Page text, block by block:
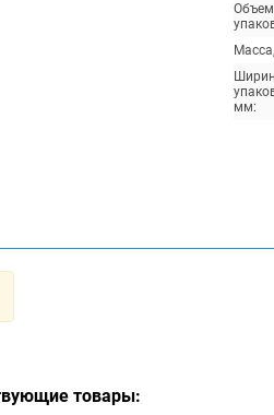
Объем
мм:
товары: